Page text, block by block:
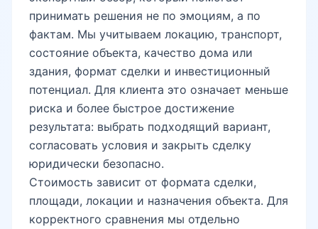
принимать решения не по эмоциям, а по
фактам. Мы учитываем локацию, транспорт,
состояние объекта, качество дома или
здания, формат сделки и инвестиционный
потенциал. Для клиента это означает меньше
риска и более быстрое достижение
результата: выбрать подходящий вариант,
согласовать условия и закрыть сделку
юридически безопасно.
Стоимость зависит от формата сделки,
площади, локации и назначения объекта. Для
корректного сравнения мы отдельно